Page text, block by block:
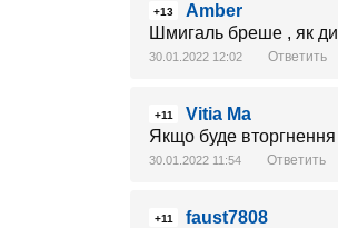
+13
Amber
Шмигаль бреше , як
30.01.2022 12:02 Ответить
+11
Vitia Ma
Якщо буде вторгнення
30.01.2022 11:54 Ответить
+11
faust7808